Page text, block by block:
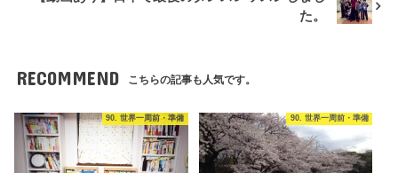
た。
RECOMMEND こちらの記事も人気です。
90. 世界一周前・準備 90. 世界一周前・準備